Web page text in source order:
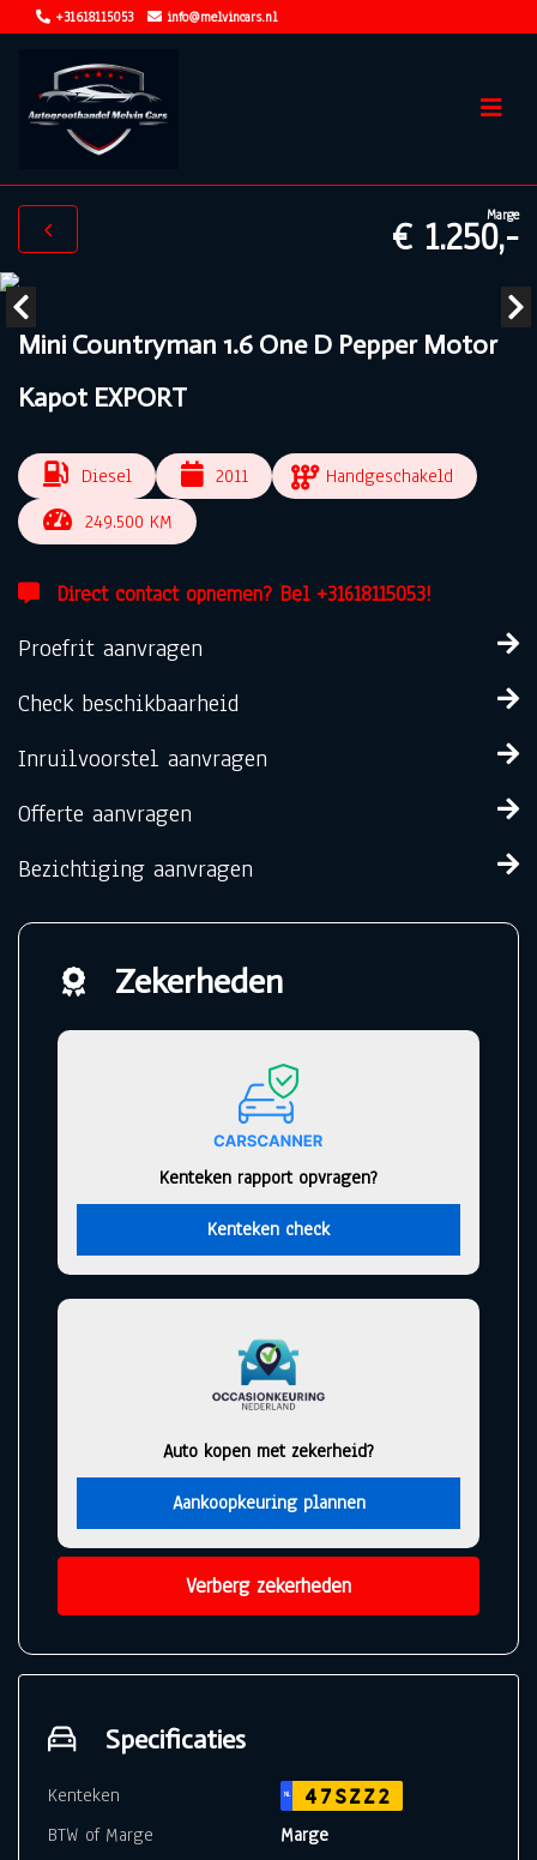
+31618115053 info@melvincars.nl
Marge
€ 1.250,-
Mini Countryman 1.6 One D Pepper Motor
Kapot EXPORT
Diesel 2011
Handgeschakeld
249.500 KM
Direct contact opnemen? Bel +31618115053!
Proefrit aanvragen
Check beschikbaarheid
Inruilvoorstel aanvragen
Offerte aanvragen
Bezichtiging aanvragen
Zekerheden
Kenteken rapport opvragen?
Kenteken check
Auto kopen met zekerheid?
Aankoopkeuring plannen
Verberg zekerheden
Specificaties
Kenteken NL
47SZZ2
BTW of Marge
Marge